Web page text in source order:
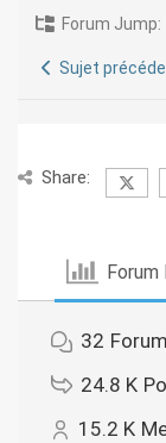
Forum Jump:
Sujet
Share:
32
24.8 K
15.2 K